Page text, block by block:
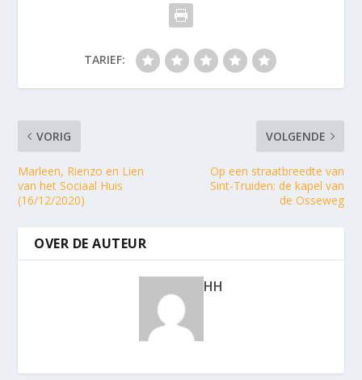
TARIEF:
VORIG
Marleen, Rienzo en Lien
van het Sociaal Huis
(16/12/2020)
VOLGENDE
Op een straatbreedte van
Sint-Truiden: de kapel van
de Osseweg
OVER DE AUTEUR
HH